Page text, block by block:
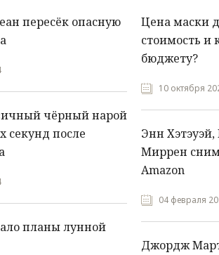
пересёк опасную
чёрный нарой
секунд после
планы лунной
Цена маски
стоимость и
бюджету?
10 октября
Энн
Миррен
Amazon
04 февраля
Джордж